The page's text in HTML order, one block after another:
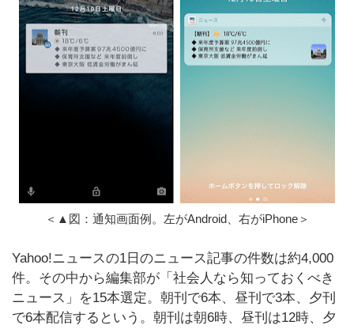
＜▲図：通知画面例。左がAndroid、右がiPhone＞
Yahoo!ニュースの1日のニュース記事の件数は約4,000
件。その中から編集部が「社会人なら知っておくべき
ニュース」を15本選定。朝刊で6本、昼刊で3本、夕刊
で6本配信するという。朝刊は朝6時、昼刊は12時、夕